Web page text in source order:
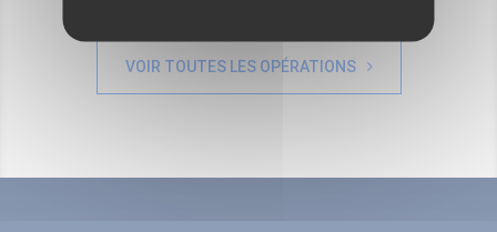
VOIR TOUTES LES OPÉRATIONS